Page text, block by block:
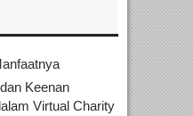
Keenan
Virtual Charity